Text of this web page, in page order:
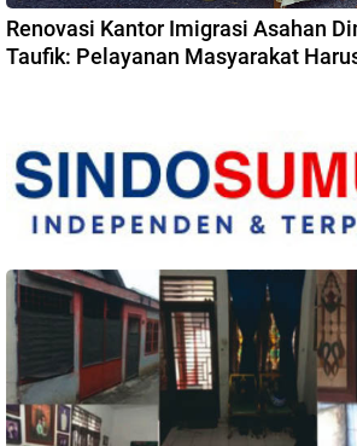
Renovasi Kantor Imigrasi Asahan
Taufik: Pelayanan Masyarakat